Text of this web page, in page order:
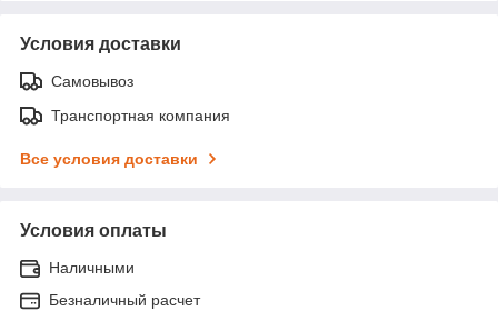
Условия доставки
Самовывоз
Транспортная компания
Все условия доставки
Условия оплаты
Наличными
Безналичный расчет